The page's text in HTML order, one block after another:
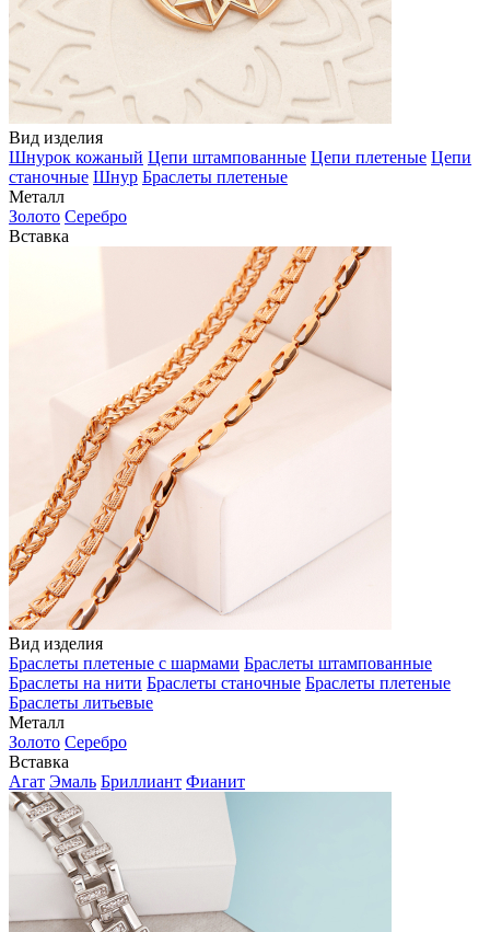
Вид изделия
Шнурок кожаный Цепи штампованные Цепи плетеные Цепи
станочные Шнур Браслеты плетеные
Металл
Золото Серебро
Вставка
Вид изделия
Браслеты плетеные с шармами Браслеты штампованные
Браслеты на нити Браслеты станочные Браслеты плетеные
Браслеты литьевые
Металл
Золото Серебро
Вставка
Агат Эмаль Бриллиант Фианит